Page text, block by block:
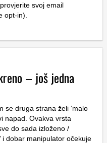
svoj email
opt-in).
– još jedna
se druga strana želi ‘malo
napad. Ovakva vrsta
do sada izloženo /
i dobar manipulator očekuje